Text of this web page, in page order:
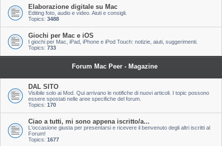
Elaborazione digitale su Mac
Editing foto, audio e video. Aiuti e consigli.
Topics: 3488
Giochi per Mac e iOS
I giochi per Mac, iPad, iPhone e iPod Touch: notizie, aiuti, suggerimenti.
Topics: 733
Forum Mac Peer - Magazine
DAL SITO
Visibile solo ai Mod. Qui arrivano le notifiche di nuovi articoli. I topic possono
essere spostati nelle aree specifiche del forum.
Topics: 170
Ciao a tutti, mi sono appena iscritto/a...
L'occasione giusta per presentarsi e ricevere il benvenuto degli altri iscritti al
Forum!
Topics: 1677